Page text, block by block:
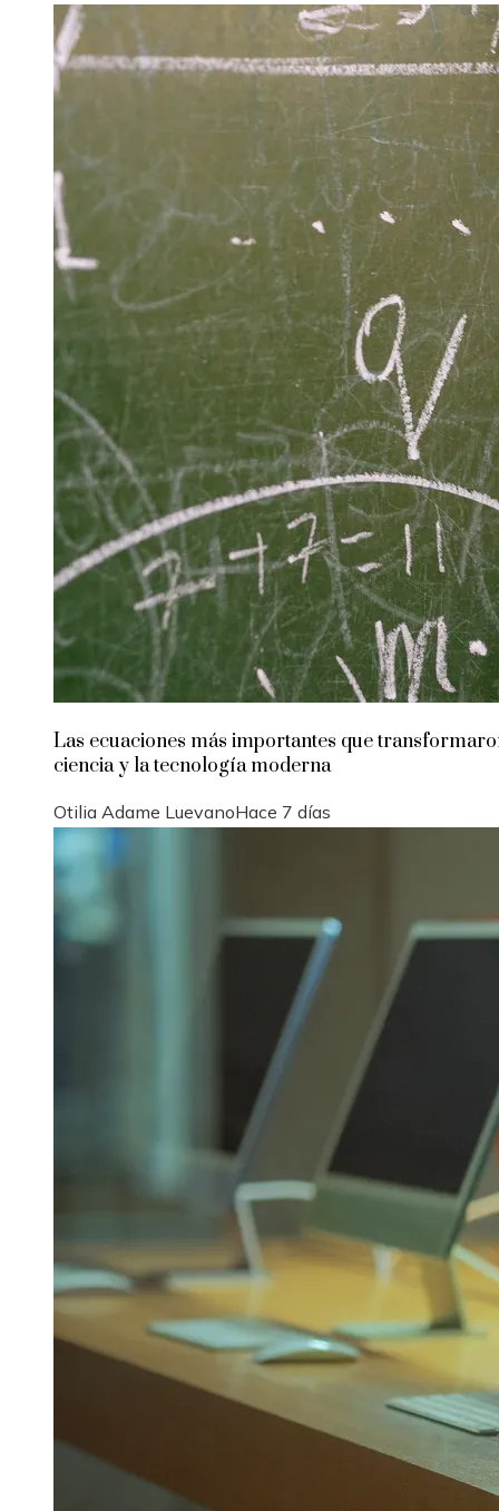
Las ecuaciones más importantes que
ciencia y la tecnología moderna
Otilia Adame LuevanoHace 7 días